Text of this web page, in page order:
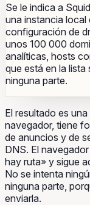
Se le indica a
una instancia local
configuración de
unos 100 000
analíticas, hosts
que está en la lista
ninguna parte.
El resultado es
navegador, tiene
de anuncios y de
DNS. El
hay ruta» y sigue
No se intenta
ninguna parte,
enviarla.